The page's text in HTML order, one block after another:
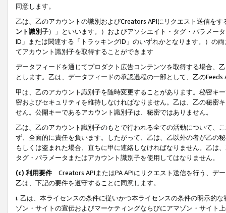
同意します。
乙は、乙のアカウントの識別およびCreators APIにリクエスト送信を
ント識別子）」といいます。）およびアソシエイト・タグ・パラメー
ID」または関連する「トラッキングID」のいずれかとなります。）の
てアカウント識別子を取得することができます
データフィードを通じてプロダクト広告コンテンツを取得する場合、
とします。乙は、データフィードの承認過程の一部として、乙の
甲は、乙のアカウント識別子を随時変更することがあります。秘密キ
密およびセキュリティを維持しなければなりません。乙は、乙の秘密
せん。公開キーであるアカウント識別子は、秘密ではありません。
乙は、乙のアカウント識別子のもとで行われる全ての活動について、
ず、全面的に責任を負います。したがって、乙は、乙以外の者が乙の
もしくは盗まれた場合、直ちに甲に連絡しなければなりません。乙は
タグ・パラメータまたはアカウント識別子を使用してはなりません。
(c) 利用要件 Creators APIまたはPA APIにリクエスト送信を行う、デ
乙は、下記の要件を遵守することに同意します。
i. 乙は、本ライセンスの条件に従いかつ本ライセンスの条件の明示的
ゾン・サイトの宣伝およびマーケティングならびにアマゾン・サイト